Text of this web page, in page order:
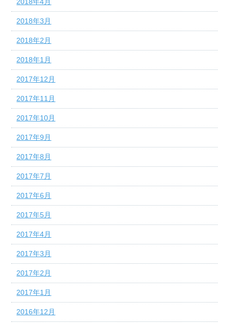
2018年3月
2018年2月
2018年1月
2017年12月
2017年11月
2017年10月
2017年9月
2017年8月
2017年7月
2017年6月
2017年5月
2017年4月
2017年3月
2017年2月
2017年1月
2016年12月